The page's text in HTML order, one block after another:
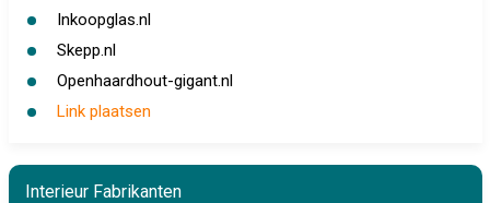
Inkoopglas.nl
Skepp.nl
Openhaardhout-gigant.nl
Link plaatsen
Interieur Fabrikanten